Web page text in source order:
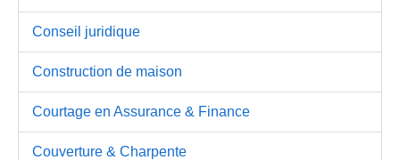
Conseil juridique
Construction de maison
Courtage en Assurance & Finance
Couverture & Charpente